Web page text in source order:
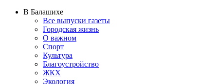
В Балашихе
Все выпуски газеты
Городская жизнь
О важном
Спорт
Культура
Благоустройство
ЖКХ
Экология